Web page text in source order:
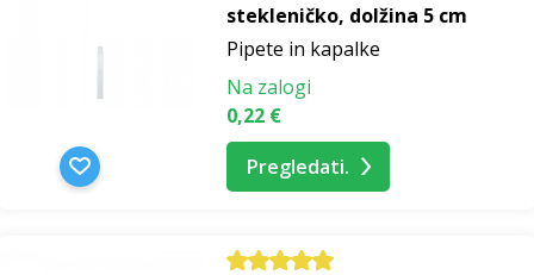
stekleničko, dolžina 5 cm
Pipete in kapalke
Na zalogi
0,22 €
Pregledati.